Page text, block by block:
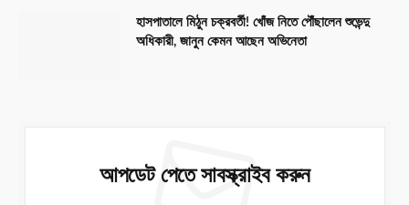
হাসপাতালে মিঠুন চক্রবর্তী! খোঁজ নিতে পৌঁছালেন শুভেন্দু
অধিকারী, জানুন কেমন আছেন অভিনেতা
আপডেট পেতে সাবস্ক্রাইব করুন